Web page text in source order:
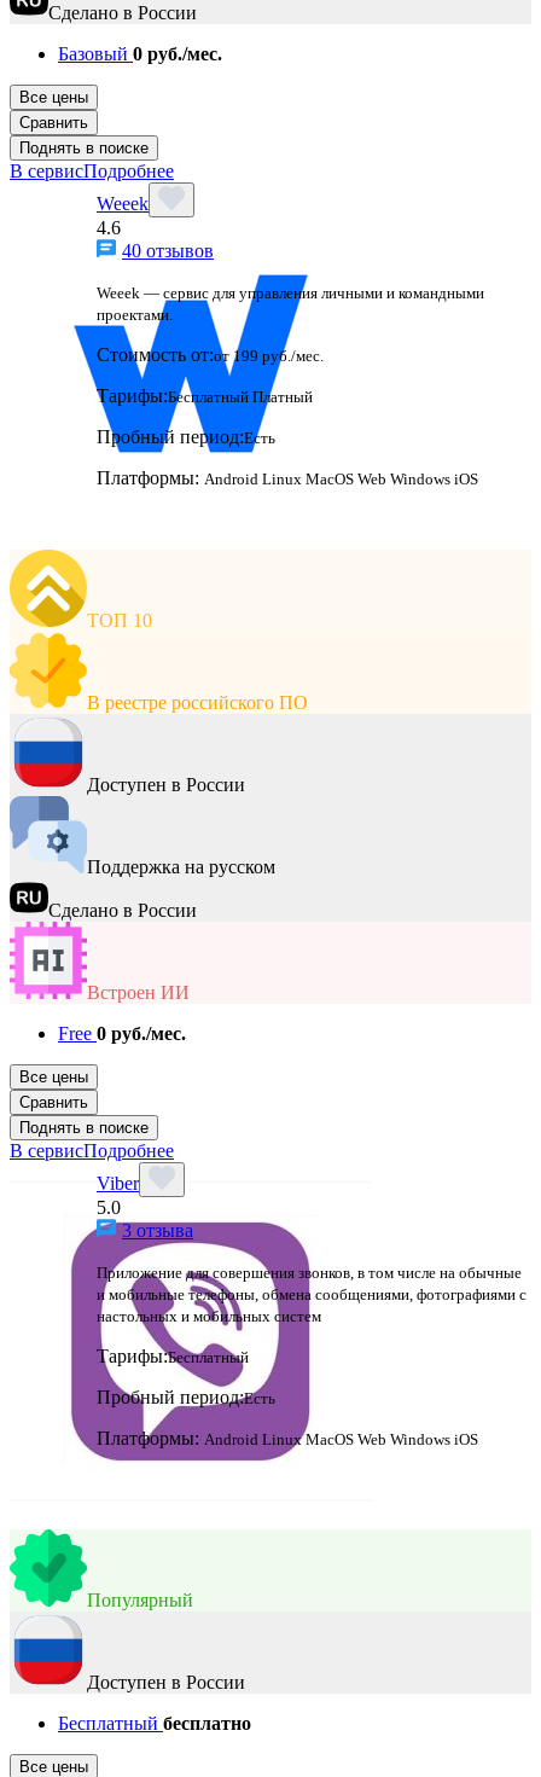
Сделано в России
Базовый 0 руб./мес.
Все цены
Сравнить
Поднять в поиске
В сервисПодробнее
Weeek
4.6
40 отзывов
Weeek — сервис для управления личными и командными
проектами.
Стоимость от:от 199 руб./мес.
Тарифы:Бесплатный Платный
Пробный период:Есть
Платформы: Android Linux MacOS Web Windows iOS
ТОП 10
В реестре российского ПО
Доступен в России
Поддержка на русском
Сделано в России
Встроен ИИ
Free 0 руб./мес.
Все цены
Сравнить
Поднять в поиске
В сервисПодробнее
Viber
5.0
3 отзыва
Приложение для совершения звонков, в том числе на обычные
и мобильные телефоны, обмена сообщениями, фотографиями с
настольных и мобильных систем
Тарифы:Бесплатный
Пробный период:Есть
Платформы: Android Linux MacOS Web Windows iOS
Популярный
Доступен в России
Бесплатный бесплатно
Все цены